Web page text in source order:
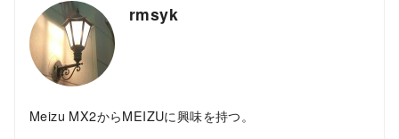
rmsyk
Meizu MX2からMEIZUに興味を持つ。